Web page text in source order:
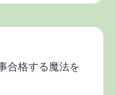
合格する魔法を